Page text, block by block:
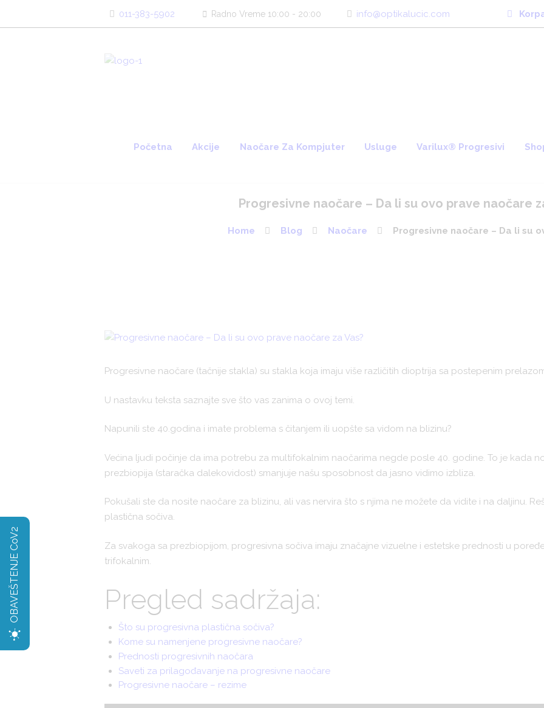
info@optikalucic.com
011-383-5902 Radno Vreme 10:00 - 20:00
Početna Akcije Naočare Za Kompjuter Usluge Varilux® Progresivi
Progresivne naočare – Da li su ovo prave naočare
Home Blog Naočare Progresivne naočare – Da li su
Progresivne naočare (tačnije stakla) su stakla koja imaju više različitih dioptrija sa postepenim
U nastavku teksta saznajte sve što vas zanima o ovoj temi.
Napunili ste 40.godina i imate problema s čitanjem ili uopšte sa vidom na blizinu?
Većina ljudi počinje da ima potrebu za multifokalnim naočarima negde posle 40. godine. To je kada
prezbiopija (staračka dalekovidost) smanjuje našu sposobnost da jasno vidimo izbliza.
Pokušali ste da nosite naočare za blizinu, ali vas nervira što s njima ne možete da vidite i na daljinu.
plastična sočiva.
Za svakoga sa prezbiopijom, progresivna sočiva imaju značajne vizuelne i estetske prednosti u
trifokalnim.
Pregled sadržaja:
Što su progresivna plastična sočiva?
Kome su namenjene progresivne naočare?
Prednosti progresivnih naočara
Saveti za prilagođavanje na progresivne naočare
Progresivne naočare – rezime
OBAVEŠTENJE CoV2